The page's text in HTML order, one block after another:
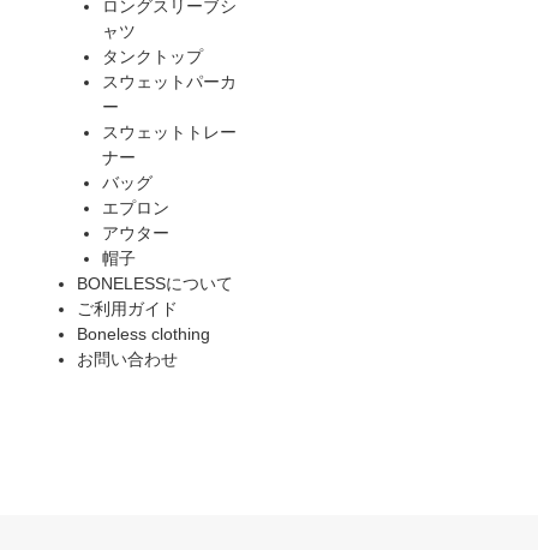
ロングスリーブシ
ャツ
タンクトップ
スウェットパーカ
ー
スウェットトレー
ナー
バッグ
エプロン
アウター
帽子
BONELESSについて
ご利用ガイド
Boneless clothing
お問い合わせ